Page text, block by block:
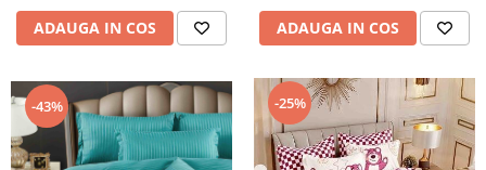
ADAUGA IN COS ADAUGA IN COS
-43% -25%